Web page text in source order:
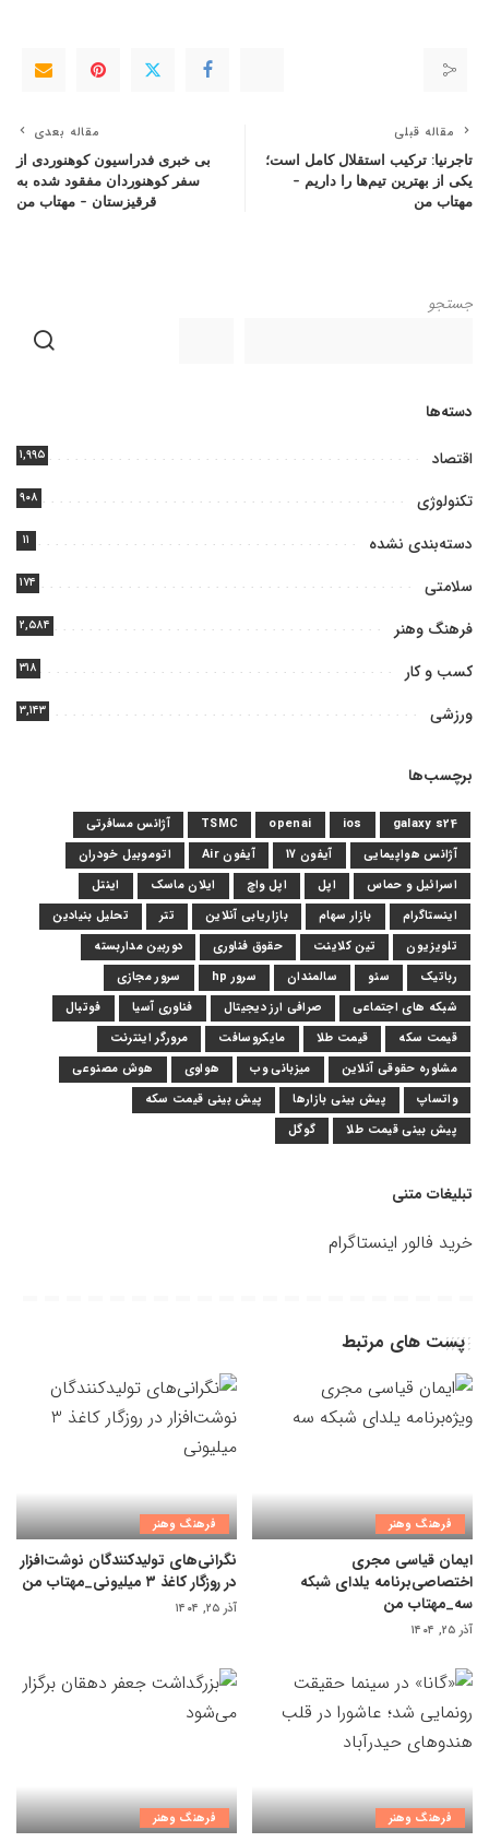
مقاله قبلی
تاجرنیا: ترکیب استقلال کامل است؛
یکی از بهترین تیم‌ها را داریم –
مهتاب من
مقاله بعدی
بی خبری فدراسیون کوهنوردی از
سفر کوهنوردان مفقود شده به
قرقیزستان – مهتاب من
جستجو
دسته‌ها
اقتصاد ۱,۹۹۵
تکنولوژی ۹۰۸
دسته‌بندی نشده ۱۱
سلامتی ۱۷۴
فرهنگ وهنر ۲,۵۸۴
کسب و کار ۳۱۸
ورزشی ۳,۱۴۳
برچسب‌ها
galaxy s24
ios
openai
TSMC
آژانس مسافرتی
آژانس هواپیمایی
آیفون 17 آیفون Air
اتوموبیل خودران
اسرائیل و حماس
اپل اپل واچ ایلان ماسک
اینتل
اینستاگرام
بازار سهام بازاریابی آنلاین تتر
تحلیل بنیادین
تلویزیون
تین کلاینت حقوق فناوری
دوربین مداربسته
رباتیک
سئو سالمندان سرور hp
سرور مجازی
شبکه های اجتماعی
صرافی ارز دیجیتال فناوری آسیا
فوتبال
قیمت سکه
قیمت طلا مایکروسافت
مرورگر اینترنت
مشاوره حقوقی آنلاین
میزبانی وب هواوی
هوش مصنوعی
واتساپ
پیش بینی بازارها
پیش بینی قیمت سکه
پیش بینی قیمت طلا
گوگل
تبلیغات متنی
خرید فالور اینستاگرام
پست های مرتبط
فرهنگ وهنر
ایمان قیاسی مجری
اختصاصی‌برنامه یلدای شبکه
سه_مهتاب من
آذر ۲۵, ۱۴۰۴
فرهنگ وهنر
نگرانی‌های تولیدکنندگان نوشت‌افزار
در روزگار کاغذ ۳ میلیونی_مهتاب من
آذر ۲۵, ۱۴۰۴
فرهنگ وهنر فرهنگ وهنر